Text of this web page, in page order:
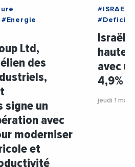
#Energie
Ltd,
des
signe un
avec
moderniser
et
#ISRAEL
#Deficit
Israël
avec
4,9%
jeudi 1 mai